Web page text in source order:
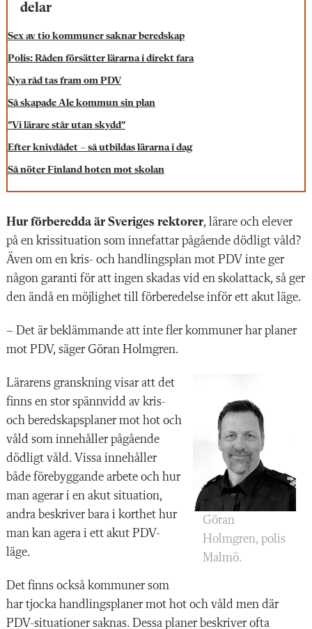
delar
Sex av tio kommuner saknar beredskap
Polis: Råden försätter lärarna i direkt fara
Nya råd tas fram om PDV
Så skapade Ale kommun sin plan
”Vi lärare står utan skydd”
Efter knivdådet – så utbildas lärarna i dag
Så nöter Finland hoten mot skolan
Hur förberedda är Sveriges rektorer, lärare och elever
på en krissituation som innefattar pågående dödligt våld?
Även om en kris- och handlingsplan mot PDV inte ger
någon garanti för att ingen skadas vid en skolattack, så ger
den ändå en möjlighet till förberedelse inför ett akut läge.
– Det är beklämmande att inte fler kommuner har planer
mot PDV, säger Göran Holmgren.
Göran
Holmgren, polis
Malmö.
Lärarens granskning visar att det
finns en stor spännvidd av kris-
och beredskapsplaner mot hot och
våld som innehåller pågående
dödligt våld. Vissa innehåller
både förebyggande arbete och hur
man agerar i en akut situation,
andra beskriver bara i korthet hur
man kan agera i ett akut PDV-
läge.
Det finns också kommuner som
har tjocka handlingsplaner mot hot och våld men där
PDV-situationer saknas. Dessa planer beskriver ofta